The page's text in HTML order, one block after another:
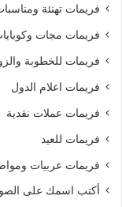
فريمات تهنئة
فريمات مجات
فريمات للخطوبة
فريمات اعلام الدول
فريمات عملات نقدية
فريمات للعيد
فريمات عربيات
أكتب اسمك على